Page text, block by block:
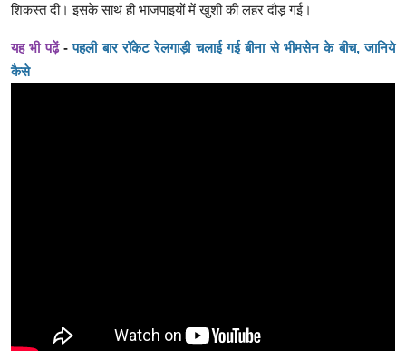
शिकस्त दी। इसके साथ ही भाजपाइयों में खुशी की लहर दौड़ गई।
यह भी पढ़ें-पहली बार रॉकेट रेलगाड़ी चलाई गई बीना से भीमसेन के बीच, जानिये
कैसे